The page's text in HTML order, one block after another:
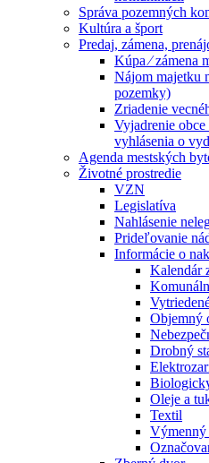
Správa pozemných
Kultúra a šport
Predaj, zámena,
Kúpa ⁄ zámena
Nájom majetku
pozemky)
Zriadenie
Vyjadrenie obce
vyhlásenia o
Agenda mestských
Životné prostredie
VZN
Legislatíva
Nahlásenie
Prideľovanie
Informácie o
Kalendár
Objemný
Drobný
Oleje a
Textil
Výmenný